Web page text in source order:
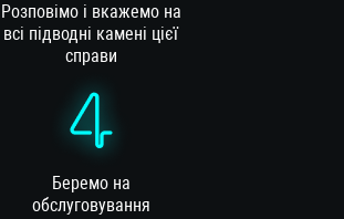
Розповімо і вкажемо на
всі підводні камені цієї
справи
Беремо на
обслуговування